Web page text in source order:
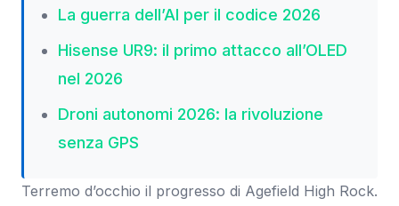
La guerra dell’AI per il codice 2026
Hisense UR9: il primo attacco all’OLED
nel 2026
Droni autonomi 2026: la rivoluzione
senza GPS
Terremo d’occhio il progresso di Agefield High Rock.